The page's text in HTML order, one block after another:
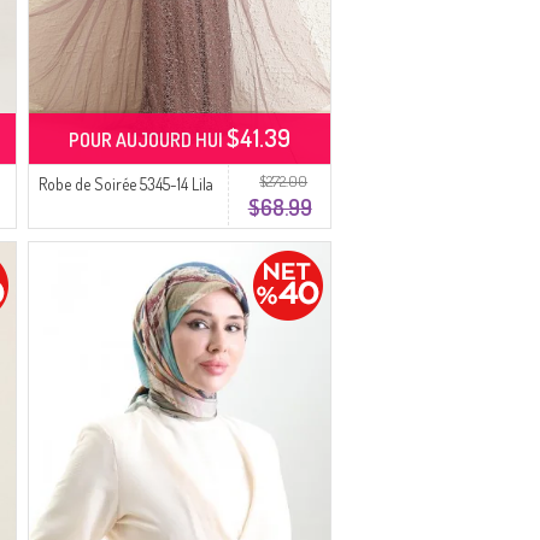
$272.00
$68.99
Robe de Soirée 5345-14 Lila
POUR AUJOURD HUI$41.39